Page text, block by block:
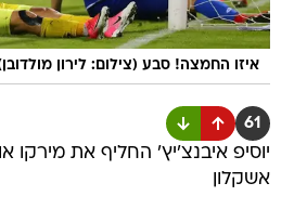
איזו החמצה! סבע (צילום: לירון
61
יוסיפ איבנצ'יץ' החליף את מירקו
אשקלון